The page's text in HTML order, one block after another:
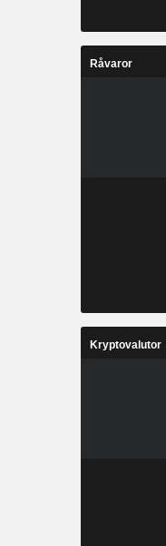
Råvaror
Kryptovalutor